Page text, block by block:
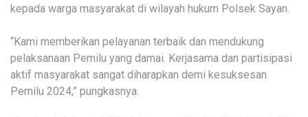
kepada warga masyarakat di wilayah hukum Polsek Sayan.
“Kami memberikan pelayanan terbaik dan mendukung
pelaksanaan Pemilu yang damai. Kerjasama dan partisipasi
aktif masyarakat sangat diharapkan demi kesuksesan
Pemilu 2024,” pungkasnya.